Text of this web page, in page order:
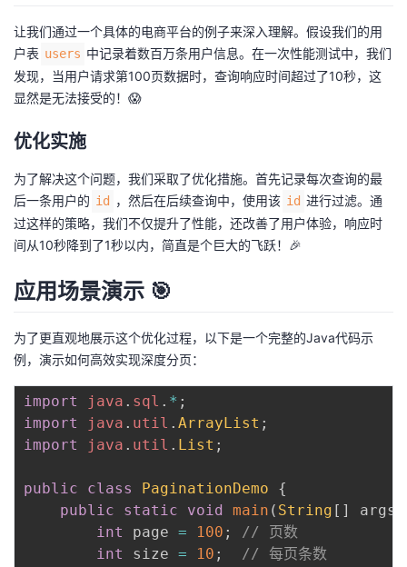
让我们通过一个具体的电商平台的例子来深入理解。假设我们的用
户表 users 中记录着数百万条用户信息。在一次性能测试中，我们
发现，当用户请求第100页数据时，查询响应时间超过了10秒，这
显然是无法接受的！😱
优化实施
为了解决这个问题，我们采取了优化措施。首先记录每次查询的最
后一条用户的 id ，然后在后续查询中，使用该 id 进行过滤。通
过这样的策略，我们不仅提升了性能，还改善了用户体验，响应时
间从10秒降到了1秒以内，简直是个巨大的飞跃！🎉
应用场景演示 🎯
为了更直观地展示这个优化过程，以下是一个完整的Java代码示
例，演示如何高效实现深度分页：
import java . sql . * ;
import
java . util . ArrayList ;
import
java . util . List ;
public class PaginationDemo
{
public
static void main ( String [ ] args
int
page = 100 ;
// 页数
int
size = 10 ; // 每页条数